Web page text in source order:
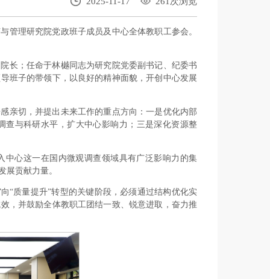
管理研究院党政班子成员及中心全体教职工参会。
长；任命于林樾同志为研究院党委副书记、纪委书
班子的带领下，以良好的精神面貌，开创中心发展
亲切，并提出未来工作的重点方向：一是优化内部
与科研水平，扩大中心影响力；三是深化资源整
心这一在国内微观调查领域具有广泛影响力的集
展贡献力量。
“质量提升”转型的关键阶段，必须通过结构优化实
，并鼓励全体教职工团结一致、锐意进取，奋力推